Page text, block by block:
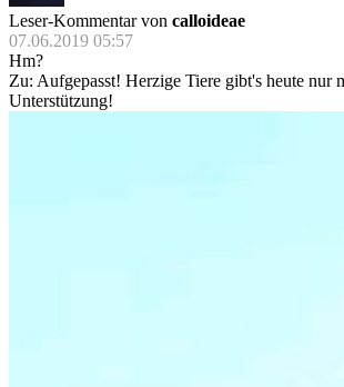
Leser-Kommentar von calloideae
07.06.2019 05:57
Hm?
Zu: Aufgepasst! Herzige Tiere gibt's heute nur
Unterstützung!